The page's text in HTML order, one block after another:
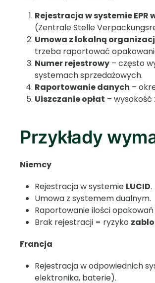
Rejestracja w systemie EPR
(Zentrale Stelle
Umowa z lokalną
trzeba raportować
Numer rejestrowy – często
systemach sprzedażowych.
Raportowanie danych –
Uiszczanie opłat – wysokość
Przykłady
Niemcy
Rejestracja w systemie LUCID.
Umowa z systemem dualnym.
Raportowanie ilości opakowań
Brak rejestracji = ryzyko
Francja
Rejestracja w odpowiednich
elektronika, baterie).